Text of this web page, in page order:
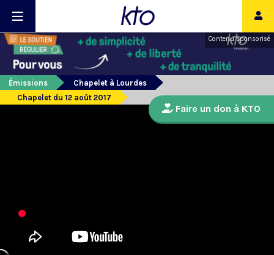
Contenu sponsorisé
Émissions
Chapelet à Lourdes
Chapelet du 12 août 2017
Faire un don à KTO